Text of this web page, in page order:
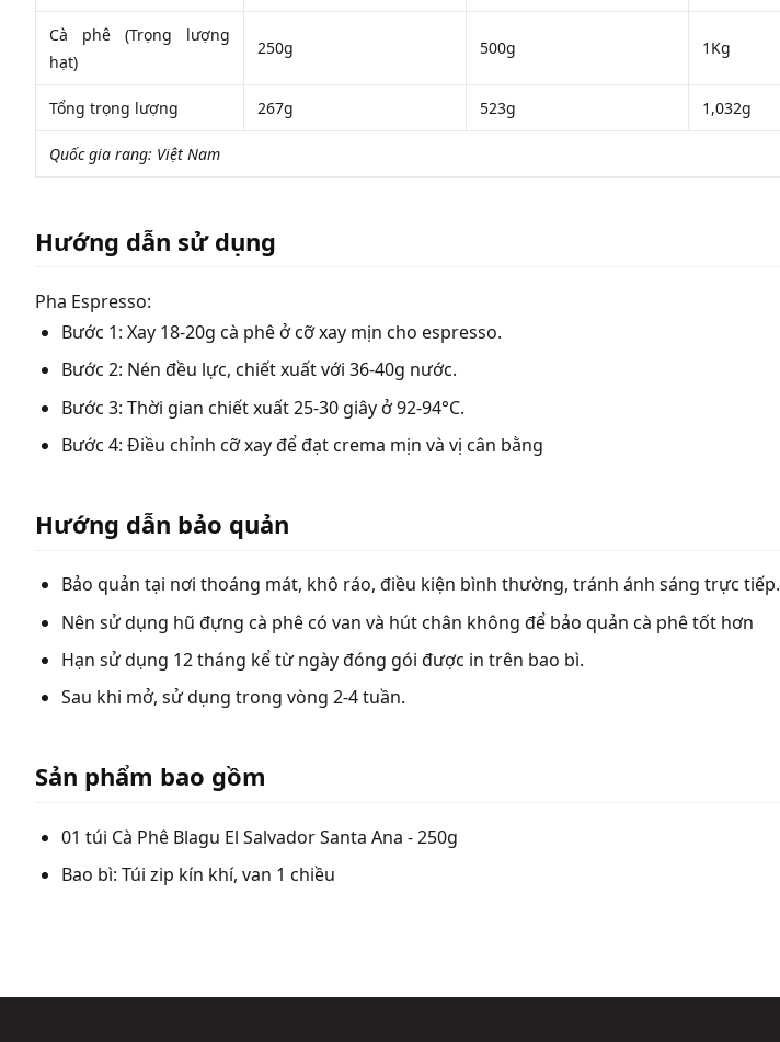
Cà phê (Trọng lượng
hạt)
250g 500g 1Kg
Tổng trọng lượng 267g 523g 1,032g
Quốc gia rang: Việt Nam
Hướng dẫn sử dụng
Pha Espresso:
Bước 1: Xay 18-20g cà phê ở cỡ xay mịn cho espresso.
Bước 2: Nén đều lực, chiết xuất với 36-40g nước.
Bước 3: Thời gian chiết xuất 25-30 giây ở 92-94°C.
Bước 4: Điều chỉnh cỡ xay để đạt crema mịn và vị cân bằng
Hướng dẫn bảo quản
Bảo quản tại nơi thoáng mát, khô ráo, điều kiện bình thường, tránh ánh sáng trực tiếp.
Nên sử dụng hũ đựng cà phê có van và hút chân không để bảo quản cà phê tốt hơn
Hạn sử dụng 12 tháng kể từ ngày đóng gói được in trên bao bì.
Sau khi mở, sử dụng trong vòng 2-4 tuần.
Sản phẩm bao gồm
01 túi Cà Phê Blagu El Salvador Santa Ana - 250g
Bao bì: Túi zip kín khí, van 1 chiều